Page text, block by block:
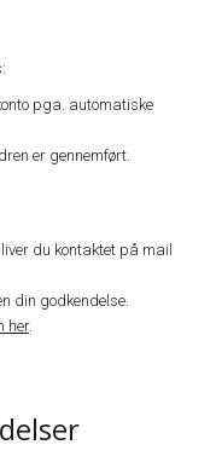
pga. automatiske
er gennemført.
du kontaktet på mail
din godkendelse.
her.